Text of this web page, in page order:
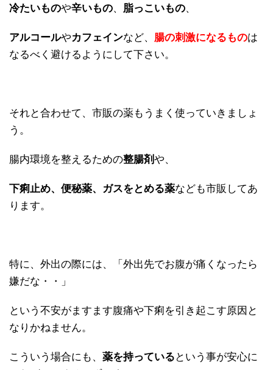
冷たいものや辛いもの、 脂っこいもの、
アルコールやカフェインなど、 腸の刺激になるものは
なるべく避けるようにして下さい。
それと合わせて、市販の薬もうまく使っていきましょ
う。
腸内環境を整えるための整腸剤や、
下痢止め、便秘薬、ガスをとめる薬なども市販してあ
ります。
特に、外出の際には、「外出先でお腹が痛くなったら
嫌だな・・」
という不安がますます腹痛や下痢を引き起こす原因と
なりかねません。
こういう場合にも、 薬を持っている という事が安心に